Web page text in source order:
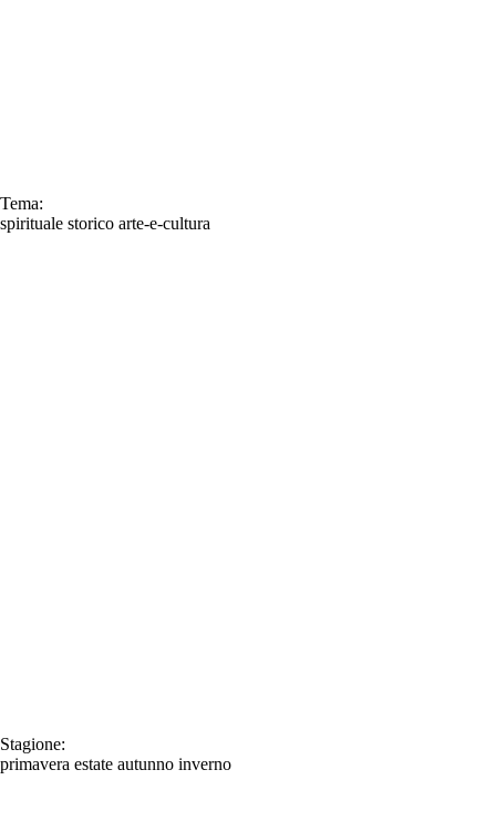
Tema:
spirituale storico arte-e-cultura
Stagione:
primavera estate autunno inverno